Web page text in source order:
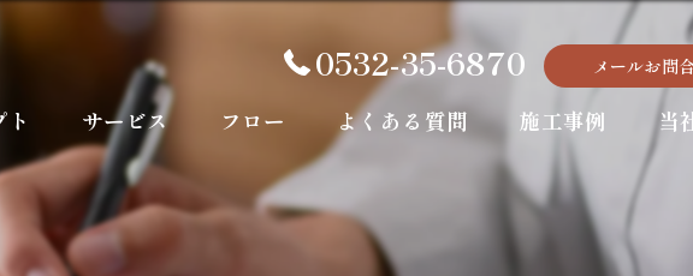
0532-35-6870 メールお問
サービス フロー よくある質問 施工事例 当